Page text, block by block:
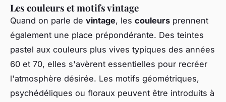
Les couleurs et motifs vintage
Quand on parle de vintage, les couleurs prennent
également une place prépondérante. Des teintes
pastel aux couleurs plus vives typiques des années
60 et 70, elles s'avèrent essentielles pour recréer
l'atmosphère désirée. Les motifs géométriques,
psychédéliques ou floraux peuvent être introduits à